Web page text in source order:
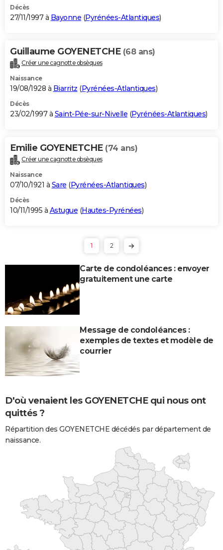
Décès
27/11/1997 à Bayonne (Pyrénées-Atlantiques)
Guillaume GOYENETCHE (68 ans)
Créer une cagnotte obsèques
Naissance
19/08/1928 à Biarritz (Pyrénées-Atlantiques)
Décès
23/02/1997 à Saint-Pée-sur-Nivelle (Pyrénées-Atlantiques)
Emilie GOYENETCHE (74 ans)
Créer une cagnotte obsèques
Naissance
07/10/1921 à Sare (Pyrénées-Atlantiques)
Décès
10/11/1995 à Astugue (Hautes-Pyrénées)
1 2
Carte de condoléances : envoyer
gratuitement une carte
Message de condoléances :
exemples de textes et modèle de
courrier
D'où venaient les GOYENETCHE qui nous ont
quittés ?
Répartition des GOYENETCHE décédés par département de
naissance.